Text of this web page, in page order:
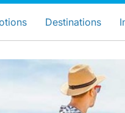
votre
Destinations